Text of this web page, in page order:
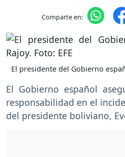
Comparte en:
El presidente del Gobierno
El Gobierno español
responsabilidad en el
del presidente boliviano,